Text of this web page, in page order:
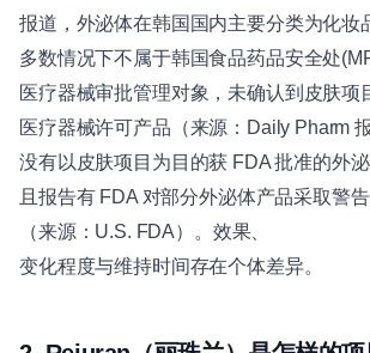
报道，外泌体在韩国国内主要分类为化妆
多数情况下不属于韩国食品药品安全处
医疗器械审批管理对象，未确认到皮肤项
医疗器械许可产品（来源：Daily Pharm
没有以皮肤项目为目的获 FDA 批准的外泌
且报告有 FDA 对部分外泌体产品采取警
（来源：U.S. FDA）。效果、
变化程度与维持时间存在个体差异。